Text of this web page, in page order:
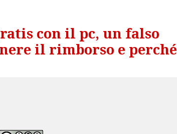
con il pc, un falso
il rimborso e perché